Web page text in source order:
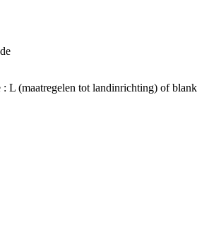
: L (maatregelen tot landinrichting) of blank